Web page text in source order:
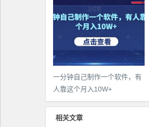
一分钟自己制作一个软件，有
人靠这个月入10W+
相关文章